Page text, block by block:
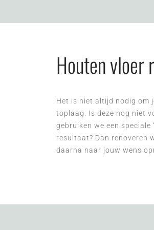
Houten vloer
Het is niet altijd nodig om
toplaag. Is deze nog niet
gebruiken we een speciale
resultaat? Dan renoveren
daarna naar jouw wens